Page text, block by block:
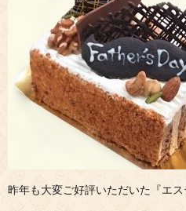
昨年も大変ご好評いただいた『エ